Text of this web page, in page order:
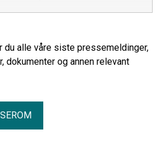
du alle våre siste pressemeldinger,
dokumenter og annen relevant